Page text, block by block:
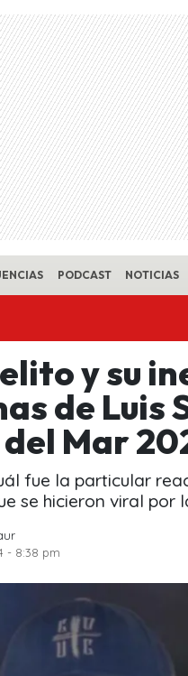
PODCAST NOTICIAS
y su
de Luis
Mar
fue la particular
se hicieron viral por
- 8:38 pm